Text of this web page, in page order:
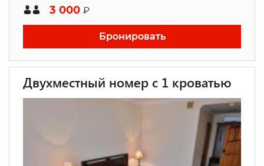
3 000 ₽
Бронировать
Двухместный номер с 1 кроватью